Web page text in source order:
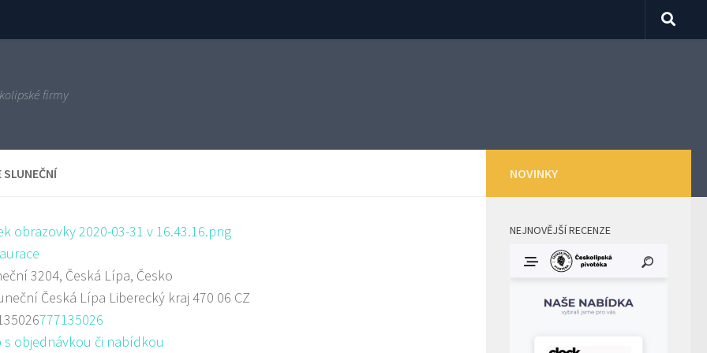
firmy
SLUNEČNÍ
3204, Česká Lípa, Česko
Česká Lípa Liberecký kraj 470 06 CZ
777135026
s objednávkou či nabídkou
NOVINKY
NEJNOVĚJŠÍ RECENZE